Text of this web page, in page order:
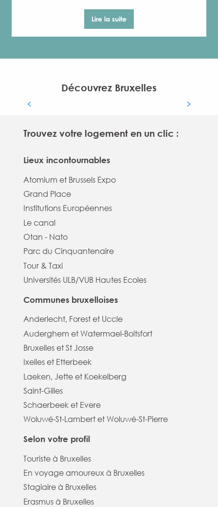
Lire la suite
Découvrez Bruxelles
Découvrir
Trouvez votre logement en un clic :
Lieux incontournables
Atomium et Brussels Expo
Grand Place
Institutions Européennes
Le canal
Otan - Nato
Parc du Cinquantenaire
Tour & Taxi
Universités ULB/VUB Hautes Ecoles
Communes bruxelloises
Anderlecht, Forest et Uccle
Auderghem et Watermael-Boitsfort
Bruxelles et St Josse
Ixelles et Etterbeek
Laeken, Jette et Koekelberg
Saint-Gilles
Schaerbeek et Evere
Woluwé-St-Lambert et Woluwé-St-Pierre
Selon votre profil
Touriste à Bruxelles
En voyage amoureux à Bruxelles
Stagiaire à Bruxelles
Erasmus à Bruxelles